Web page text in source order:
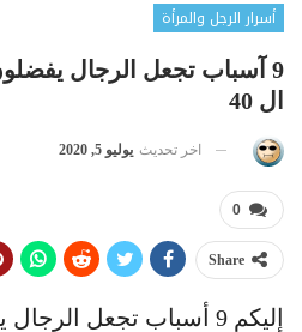
أسرار الرجل والمرأة
9 آسباب تجعل الرجال
ال 40
اخر تحديث يوليو 5, 2020
0
Share
إليكم 9 أسباب تجعل